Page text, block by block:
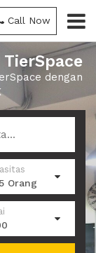
Call Now
dengan
Orang